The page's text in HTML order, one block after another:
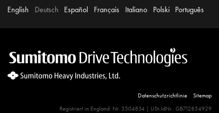
English Deutsch Español Français Italiano Polski Português
Datenschutzrichtlinie
Sitemap
Registriert in England: Nr. 3504834 | USt-IdNr.: GB712854929